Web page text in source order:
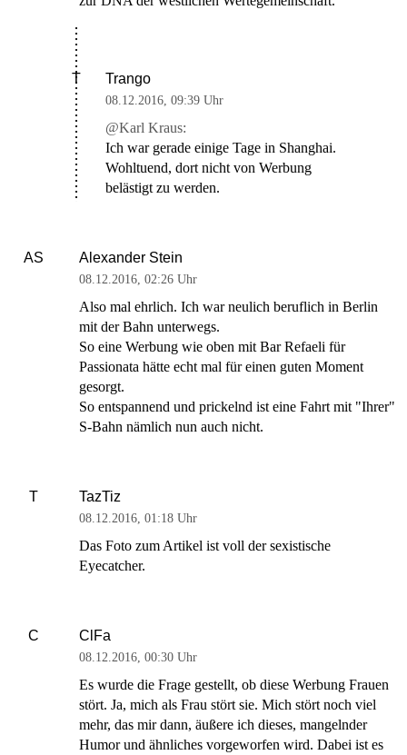
T Trango
08.12.2016 09:39 Uhr
@Karl Kraus:
Ich war gerade einige Tage in Shanghai.
Wohltuend, dort nicht von Werbung
belästigt zu werden.
AS Alexander Stein
08.12.2016, 02:26 Uhr
Also mal ehrlich. Ich war neulich beruflich in Berlin
mit der Bahn unterwegs.
So eine Werbung wie oben mit Bar Refaeli für
Passionata hätte echt mal für einen guten Moment
gesorgt.
So entspannend und prickelnd ist eine Fahrt mit "Ihrer"
S-Bahn nämlich nun auch nicht.
T TazTiz
08.12.2016, 01:18 Uhr
Das Foto zum Artikel ist voll der sexistische
Eyecatcher.
C ClFa
08.12.2016, 00:30 Uhr
Es wurde die Frage gestellt, ob diese Werbung Frauen
stört. Ja, mich als Frau stört sie. Mich stört noch viel
mehr, das mir dann, äußere ich dieses, mangelnder
Humor und ähnliches vorgeworfen wird. Dabei ist es